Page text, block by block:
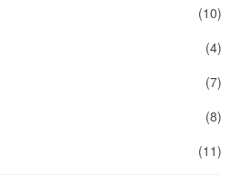
(10)
(4)
(7)
(8)
(11)